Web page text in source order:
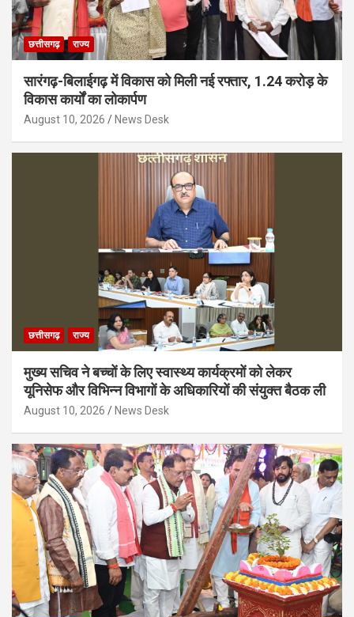
छत्तीसगढ़ राज्य
सारंगढ़-बिलाईगढ़ में विकास को मिली नई रफ्तार, 1.24 करोड़ के
विकास कार्यों का लोकार्पण
August 10, 2026 News Desk
छत्तीसगढ़ राज्य
मुख्य सचिव ने बच्चों के लिए स्वास्थ्य कार्यक्रमों को लेकर
यूनिसेफ और विभिन्न विभागों के अधिकारियों की संयुक्त बैठक ली
August 10, 2026 News Desk